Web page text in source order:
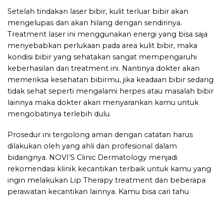
Setelah tindakan laser bibir, kulit terluar bibir akan
mengelupas dan akan hilang dengan sendirinya.
Treatment laser ini menggunakan energi yang bisa saja
menyebabkan perlukaan pada area kulit bibir, maka
kondisi bibir yang sehatakan sangat mempengaruhi
keberhasilan dari treatment ini. Nantinya dokter akan
memeriksa kesehatan bibirmu, jika keadaan bibir sedang
tidak sehat seperti mengalami herpes atau masalah bibir
lainnya maka dokter akan menyarankan kamu untuk
mengobatinya terlebih dulu.
Prosedur ini tergolong aman dengan catatan harus
dilakukan oleh yang ahli dan profesional dalam
bidangnya. NOVI’S Clinic Dermatology menjadi
rekomendasi klinik kecantikan terbaik untuk kamu yang
ingin melakukan Lip Therapy treatment dan beberapa
perawatan kecantikan lainnya. Kamu bisa cari tahu